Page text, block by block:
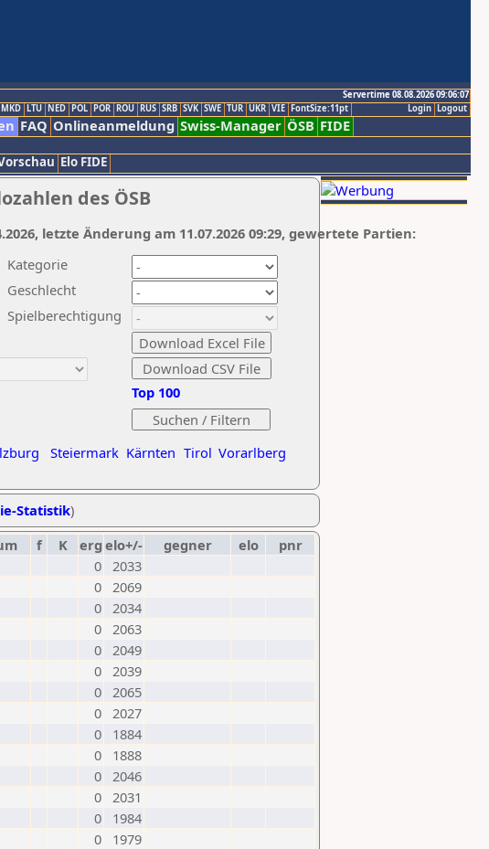
Servertime 08.08.2026 09:06:07
Logout
Login
MKD LTU NED POL POR ROU RUS SRB SVK SWE TUR UKR VIE FontSize:11pt
FAQ Onlineanmeldung Swiss-Manager ÖSB FIDE
Elo FIDE
des ÖSB
Kategorie
Geschlecht
Spielberechtigung
Steiermark Kärnten Tirol Vorarlberg
Top 100
letzte Änderung am 11.07.2026 09:29, gewertete Partien:
Statistik)
f K erg elo+/- gegner elo
pnr
0 2033
0 2069
0 2034
0 2063
0 2049
0 2039
0 2065
0 2027
0
1884
0
1888
0 2046
0 2031
0
1984
0
1979